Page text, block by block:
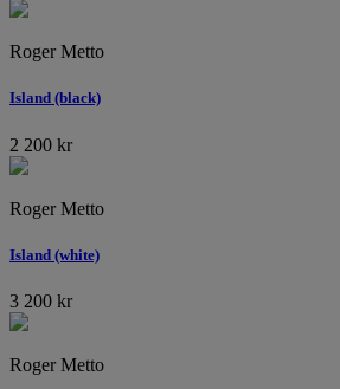
Roger Metto
Island (black)
2 200 kr
Roger Metto
Island (white)
3 200 kr
Roger Metto